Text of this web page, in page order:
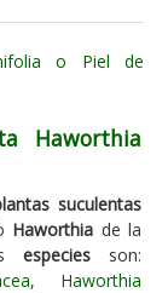
Haworthia
suculentas
Haworthia de la
especiesson:
, Haworthia